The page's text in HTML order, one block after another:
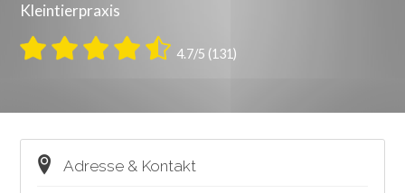
Kleintierpraxis
4.7/5 (131)
Adresse & Kontakt